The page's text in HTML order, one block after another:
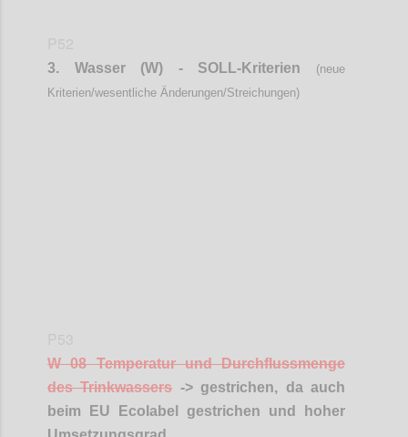
3. Wasser (W) - SOLL-Kriterien
(neue
Kriterien/wesentliche Änderungen/Streichungen)
W 08 Temperatur und Durchflussmenge
des Trinkwassers-> gestrichen, da auch
beim EU
Ecolabel
gestrichen und hoher